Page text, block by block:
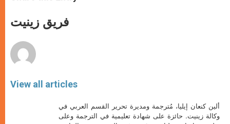
p
p
g
e
o
k
فريق زينيت
View all articles
ألين كنعان إيليا، مُترجمة ومديرة تحرير القسم العربي في
وكالة زينيت. حائزة على شهادة تعليمية في الترجمة وعلى